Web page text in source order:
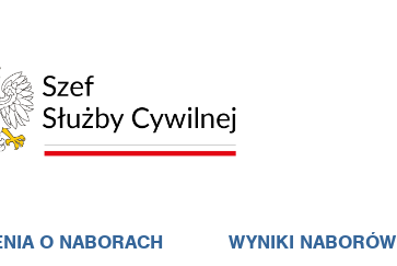
O NABORACH WYNIKI NABORÓW